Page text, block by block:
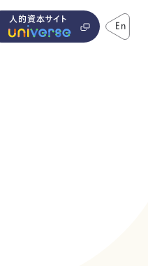
人的資本サイト En